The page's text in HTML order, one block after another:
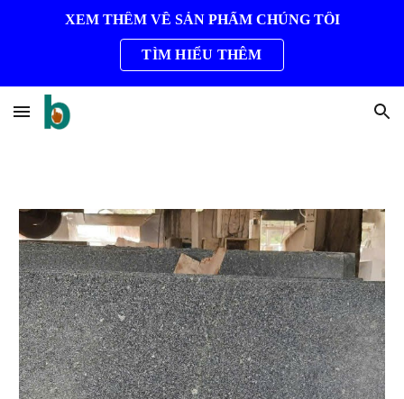
XEM THÊM VỀ SẢN PHẨM CHÚNG TÔI
TÌM HIỂU THÊM